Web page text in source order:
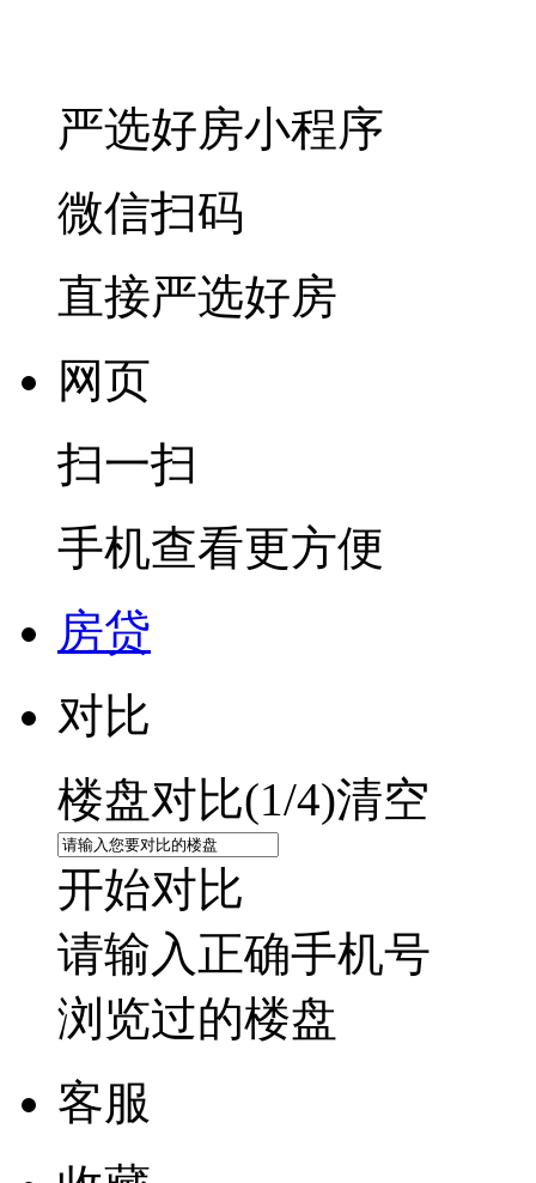
严选好房小程序
微信扫码
直接严选好房
网页
扫一扫
手机查看更方便
房贷
对比
楼盘对比(1/4)清空
开始对比
请输入正确手机号
浏览过的楼盘
客服